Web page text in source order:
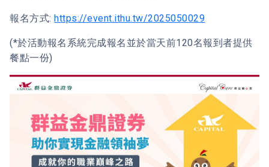
報名方式:https://event.ithu.tw/2025050029
(*於活動報名系統完成報名並於當天前120名報到者提供
餐點一份)